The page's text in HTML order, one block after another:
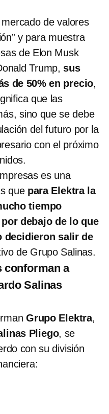
de valores
y para muestra
de Elon Musk
Trump, sus
de 50% en precio,
que las
sino que se debe
del futuro por la
con el próximo
es una
que para Elektra la
tiempo
debajo de lo que
decidieron salir de
de Grupo Salinas.
conforman a
Salinas
Grupo Elektra,
Pliego, se
con su división